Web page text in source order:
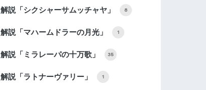
解説「シクシャーサムッチャヤ」 8
解説「マハームドラーの月光」 1
解説「ミラレーパの十万歌」 35
解説「ラトナーヴァリー」 1